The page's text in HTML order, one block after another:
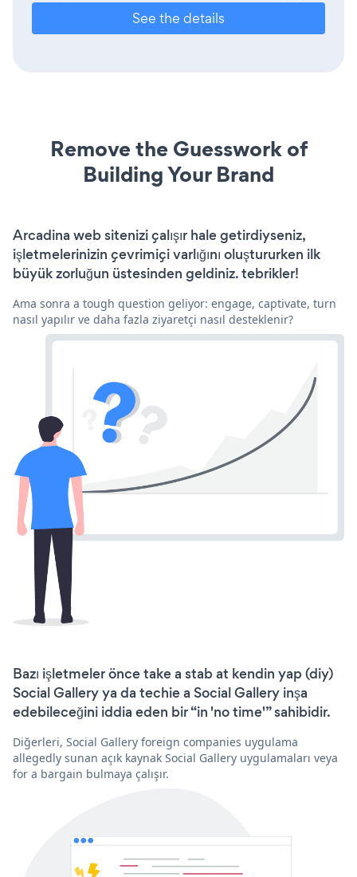
See the details
Remove the Guesswork of
Building Your Brand
Arcadina web sitenizi çalışır hale getirdiyseniz,
işletmelerinizin çevrimiçi varlığını oluştururken ilk
büyük zorluğun üstesinden geldiniz. tebrikler!
Ama sonra a tough question geliyor: engage, captivate, turn
nasıl yapılır ve daha fazla ziyaretçi nasıl desteklenir?
Bazı işletmeler önce take a stab at kendin yap (diy)
Social Gallery ya da techie a Social Gallery inşa
edebileceğini iddia eden bir “in 'no time'” sahibidir.
Diğerleri, Social Gallery foreign companies uygulama
allegedly sunan açık kaynak Social Gallery uygulamaları veya
for a bargain bulmaya çalışır.